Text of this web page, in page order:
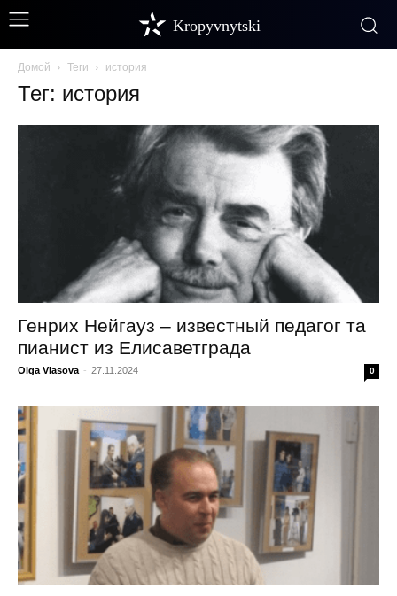
Kropyvnytski
Домой Теги история
Тег: история
Генрих Нейгауз – известный педагог та
пианист из Елисаветграда
Olga Vlasova - 27.11.2024 0